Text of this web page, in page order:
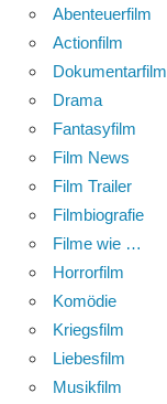
Abenteuerfilm
Actionfilm
Dokumentarfilm
Drama
Fantasyfilm
Film News
Film Trailer
Filmbiografie
Filme wie …
Horrorfilm
Komödie
Kriegsfilm
Liebesfilm
Musikfilm